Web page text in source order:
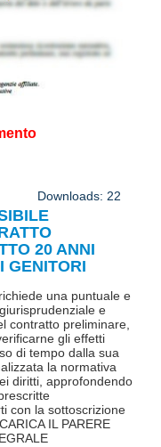
Downloads: 22
20 ANNI
GENITORI
una puntuale e
e
contratto preliminare,
gli effetti
di tempo dalla sua
la normativa
diritti, approfondendo
con la sottoscrizione
IL PARERE